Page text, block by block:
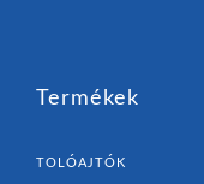
Termékek
TOLÓAJTÓK